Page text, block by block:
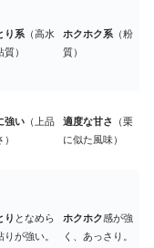
り系 （高水
）
ホクホク系 （粉
質）
強い （上品
適度な甘さ
（栗
に似た風味）
り となめら
りが強い。
ホクホク感が強
く、あっさり。